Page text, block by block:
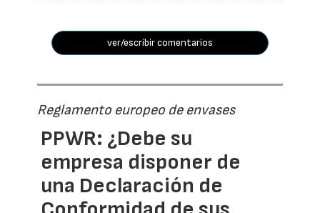
ver/escribir comentarios
Reglamento europeo de envases
PPWR: ¿Debe su
empresa disponer de
una Declaración de